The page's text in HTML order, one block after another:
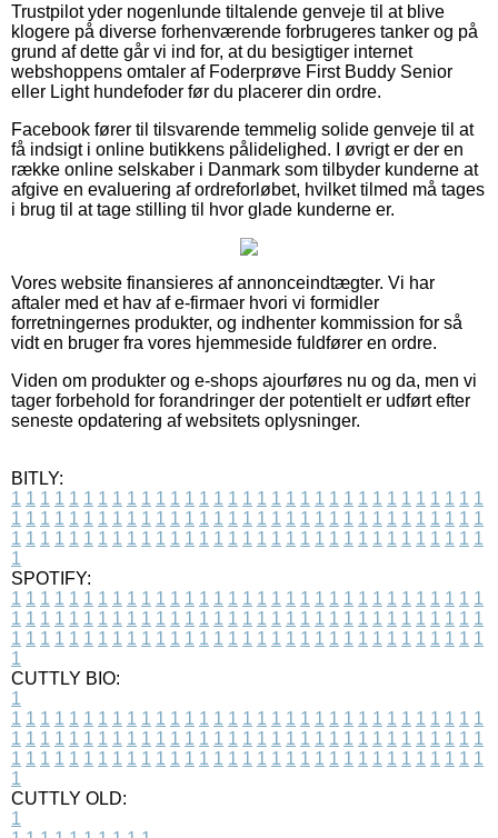
Trustpilot yder nogenlunde tiltalende genveje til at blive
klogere på diverse forhenværende forbrugeres tanker og på
grund af dette går vi ind for, at du besigtiger internet
webshoppens omtaler af Foderprøve First Buddy Senior
eller Light hundefoder før du placerer din ordre.
Facebook fører til tilsvarende temmelig solide genveje til at
få indsigt i online butikkens pålidelighed. I øvrigt er der en
række online selskaber i Danmark som tilbyder kunderne at
afgive en evaluering af ordreforløbet, hvilket tilmed må tages
i brug til at tage stilling til hvor glade kunderne er.
Vores website finansieres af annonceindtægter. Vi har
aftaler med et hav af e-firmaer hvori vi formidler
forretningernes produkter, og indhenter kommission for så
vidt en bruger fra vores hjemmeside fuldfører en ordre.
Viden om produkter og e-shops ajourføres nu og da, men vi
tager forbehold for forandringer der potentielt er udført efter
seneste opdatering af websitets oplysninger.
BITLY:
1 1 1 1 1 1 1 1 1 1 1 1 1 1 1 1 1 1 1 1 1 1 1 1 1 1 1 1 1 1 1 1 1
1 1 1 1 1 1 1 1 1 1 1 1 1 1 1 1 1 1 1 1 1 1 1 1 1 1 1 1 1 1 1 1 1
1 1 1 1 1 1 1 1 1 1 1 1 1 1 1 1 1 1 1 1 1 1 1 1 1 1 1 1 1 1 1 1 1
1
SPOTIFY:
1 1 1 1 1 1 1 1 1 1 1 1 1 1 1 1 1 1 1 1 1 1 1 1 1 1 1 1 1 1 1 1 1
1 1 1 1 1 1 1 1 1 1 1 1 1 1 1 1 1 1 1 1 1 1 1 1 1 1 1 1 1 1 1 1 1
1 1 1 1 1 1 1 1 1 1 1 1 1 1 1 1 1 1 1 1 1 1 1 1 1 1 1 1 1 1 1 1 1
1
CUTTLY BIO:
1
1 1 1 1 1 1 1 1 1 1 1 1 1 1 1 1 1 1 1 1 1 1 1 1 1 1 1 1 1 1 1 1 1
1 1 1 1 1 1 1 1 1 1 1 1 1 1 1 1 1 1 1 1 1 1 1 1 1 1 1 1 1 1 1 1 1
1 1 1 1 1 1 1 1 1 1 1 1 1 1 1 1 1 1 1 1 1 1 1 1 1 1 1 1 1 1 1 1 1
1
CUTTLY OLD:
1